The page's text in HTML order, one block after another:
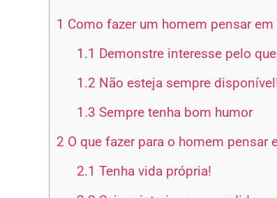
1 Como fazer um homem pensar
1.1 Demonstre interesse pelo
1.2 Não esteja sempre
1.3 Sempre tenha bom humor
2 O que fazer para o homem pensar
2.1 Tenha vida própria!